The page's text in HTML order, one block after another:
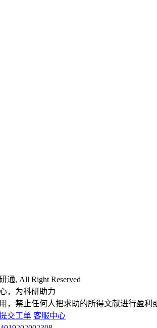
通, All Right Reserved
，为科研助力
，禁止任何人把求助的所得文献进行盈利
交工单 客服中心